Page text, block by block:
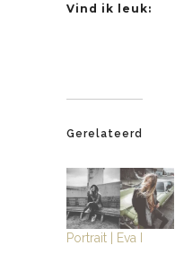
Vind ik leuk:
Gerelateerd
Portrait | Eva I